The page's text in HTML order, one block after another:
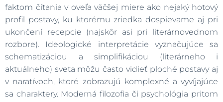
faktom čítania v oveľa väčšej miere ako nejaký hotový
profil postavy, ku ktorému zriedka dospievame aj pri
ukončení recepcie (najskôr asi pri literárnovednom
rozbore). Ideologické interpretácie vyznačujúce sa
schematizáciou a simplifikáciou (literárneho i
aktuálneho) sveta môžu často vidieť ploché postavy aj
v naratívoch, ktoré zobrazujú komplexné a vyvíjajúce
sa charaktery. Moderná filozofia či psychológia pritom